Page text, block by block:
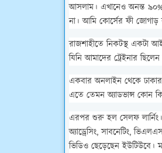
আসলাম। এখানেও অনন্ত ৯০%
না। আমি কোর্সের ফী জোগাড়
রাজশাহীতে নিকটস্থ একটা
যিনি আমাদের ট্রেইনার
একবার অনলাইন থেকে
এতে তেমন অ্যাডভান্স কোন
এরপর শুরু হল সেলফ
অ্যাড্রেসিং, সাবনেটিং,
ভিডিও ছেড়েছেন ইউটিউবে।